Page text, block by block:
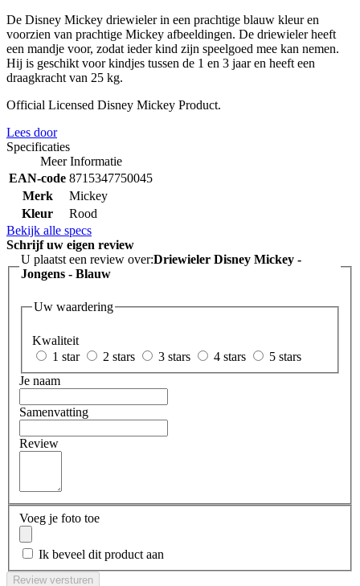
De Disney Mickey driewieler in een prachtige blauw kleur en
voorzien van prachtige Mickey afbeeldingen. De driewieler heeft
een mandje voor, zodat ieder kind zijn speelgoed mee kan nemen.
Hij is geschikt voor kindjes tussen de 1 en 3 jaar en heeft een
draagkracht van 25 kg.
Official Licensed Disney Mickey Product.
Lees door
Specificaties
Meer Informatie
EAN-code 8715347750045
Merk
Mickey
Kleur
Rood
Bekijk alle specs
Schrijf uw eigen review
U plaatst een review over:Driewieler Disney Mickey -
Jongens - Blauw
Uw waardering
Kwaliteit
1 star
2 stars 3 stars 4 stars
5 stars
Je naam
Samenvatting
Review
Voeg je foto toe
Ik beveel dit product aan
Review versturen